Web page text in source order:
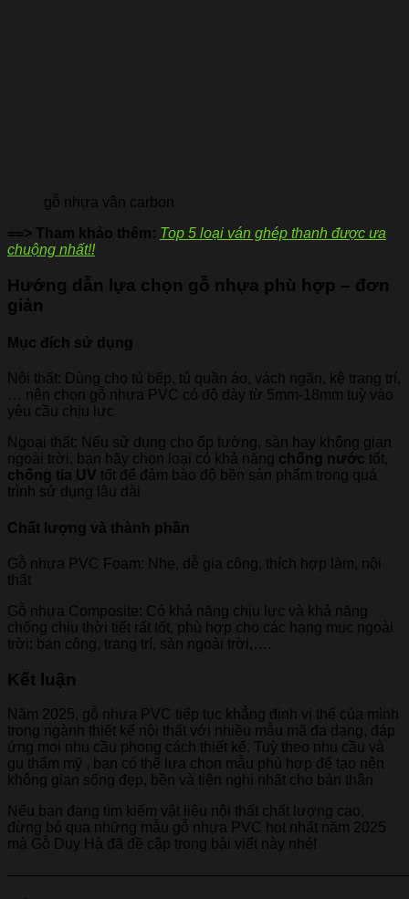
gỗ nhựa vân carbon
==> Tham khảo thêm: Top 5 loại ván ghép thanh được ưa
chuộng nhất!!
Hướng dẫn lựa chọn gỗ nhựa phù hợp – đơn
giản
Mục đích sử dụng
Nội thất: Dùng cho tủ bếp, tủ quần áo, vách ngăn, kệ trang trí,
… nên chọn gỗ nhựa PVC có độ dày từ 5mm-18mm tuỳ vào
yêu cầu chịu lực
Ngoại thất: Nếu sử dụng cho ốp tường, sàn hay không gian
ngoài trời, bạn hãy chọn loại có khả năng chống nước tổt,
chống tia UV tốt để đảm bào độ bền sản phẩm trong quá
trình sử dụng lâu dài
Chất lượng và thành phần
Gỗ nhựa PVC Foam: Nhẹ, dễ gia công, thích hợp làm, nội
thất
Gỗ nhựa Composite: Có khả năng chịu lực và khả năng
chống chịu thời tiết rất tốt, phù hợp cho các hạng mục ngoài
trời: ban công, trang trí, sàn ngoài trời,….
Kết luận
Năm 2025, gỗ nhựa PVC tiếp tục khẳng định vị thế của mình
trong ngành thiết kế nội thất với nhiều mẫu mã đa dạng, đáp
ứng mọi nhu cầu phong cách thiết kế. Tuỳ theo nhu cầu và
gu thẩm mỹ , bạn có thể lựa chọn mẫu phù hợp để tạo nên
không gian sống đẹp, bền và tiện nghi nhất cho bản thân
Nếu bạn đang tìm kiếm vật liệu nội thất chất lượng cao,
đừng bỏ qua những mẫu gỗ nhựa PVC hot nhất năm 2025
mà Gỗ Duy Hà đã đề cập trong bài viết này nhé!